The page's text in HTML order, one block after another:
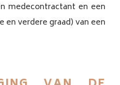
medecontractant en een
en verdere graad) van een